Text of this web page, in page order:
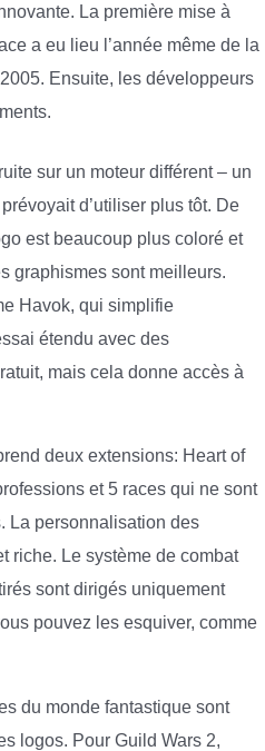
La première mise à
a eu lieu l’année même de la
Ensuite, les développeurs
sur un moteur différent – un
d’utiliser plus tôt. De
est beaucoup plus coloré et
graphismes sont meilleurs.
Havok, qui simplifie
étendu avec des
mais cela donne accès à
deux extensions: Heart of
et 5 races qui ne sont
La personnalisation des
riche. Le système de combat
sont dirigés uniquement
pouvez les esquiver, comme
du monde fantastique sont
logos. Pour Guild Wars 2,